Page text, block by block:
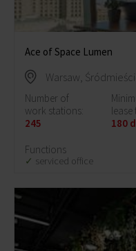
Ace of Space Lumen
Warsaw,
Number of
work stations:
245
lease
180
Functions
serviced office